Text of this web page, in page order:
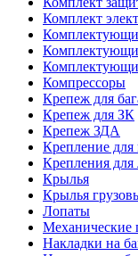
Комплект
Компрессоры
Крепеж для
Крепеж для ЗК
Крепеж ЗДА
Крепление для
Крепления
Крылья
Крылья
Лопаты
Механические
Накладки на